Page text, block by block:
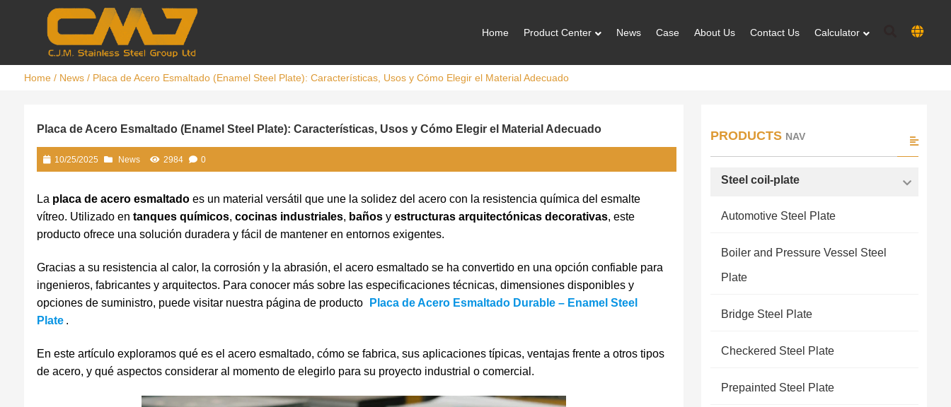
Home Product Center News Case About Us Contact Us Calculator
Home/ News/ Placa de Acero Esmaltado (Enamel Steel Plate): Características, Usos y Cómo Elegir el Material Adecuado
Placa de Acero Esmaltado (Enamel Steel Plate): Características, Usos y Cómo Elegir el Material Adecuado
10/25/2025 News 2984 0
La placa de acero esmaltado es un material versátil que une la solidez del acero con la resistencia química del esmalte
vítreo. Utilizado entanques químicos,cocinas industriales, baños yestructuras arquitectónicas decorativas, este
producto ofrece una solución duradera y fácil de mantener en entornos exigentes.
Gracias a su resistencia al calor, la corrosión y la abrasión, el acero esmaltado se ha convertido en una opción confiable para
ingenieros, fabricantes y arquitectos. Para conocer más sobre las especificaciones técnicas, dimensiones disponibles y
opciones de suministro, puede visitar nuestra página de producto
Placa de Acero Esmaltado Durable – Enamel Steel
Plate .
En este artículo exploramos qué es el acero esmaltado, cómo se fabrica, sus aplicaciones típicas, ventajas frente a otros tipos
de acero, y qué aspectos considerar al momento de elegirlo para su proyecto industrial o comercial.
PRODUCTS NAV
Steel coil-plate
Automotive Steel Plate
Boiler and Pressure Vessel Steel
Plate
Bridge Steel Plate
Checkered Steel Plate
Prepainted Steel Plate